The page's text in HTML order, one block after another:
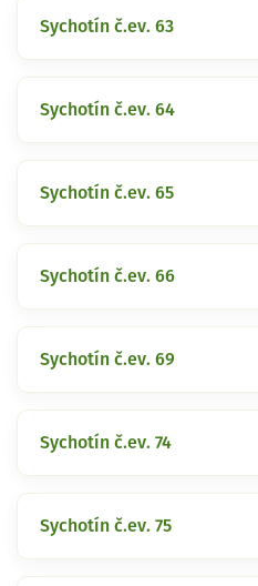
Sychotín č.ev. 63
Sychotín č.ev. 64
Sychotín č.ev. 65
Sychotín č.ev. 66
Sychotín č.ev. 69
Sychotín č.ev. 74
Sychotín č.ev. 75